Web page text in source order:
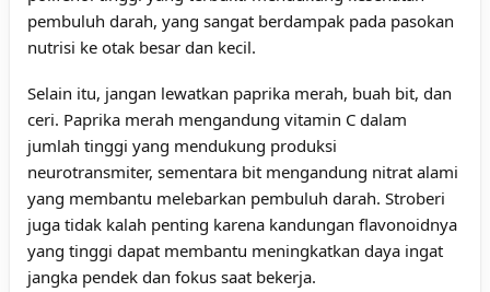
pembuluh darah, yang sangat berdampak pada pasokan
nutrisi ke otak besar dan kecil.
Selain itu, jangan lewatkan paprika merah, buah bit, dan
ceri. Paprika merah mengandung vitamin C dalam
jumlah tinggi yang mendukung produksi
neurotransmiter, sementara bit mengandung nitrat alami
yang membantu melebarkan pembuluh darah. Stroberi
juga tidak kalah penting karena kandungan flavonoidnya
yang tinggi dapat membantu meningkatkan daya ingat
jangka pendek dan fokus saat bekerja.